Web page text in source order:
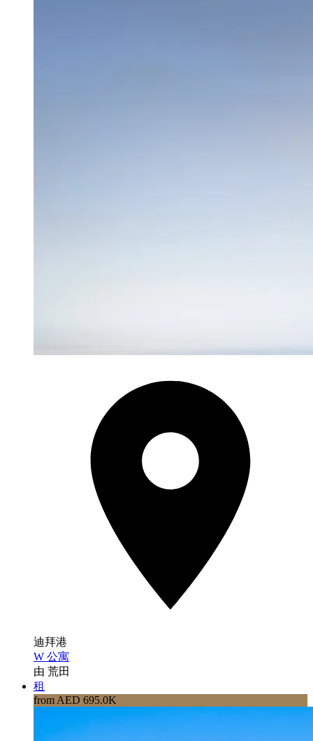
迪拜港
W 公寓
由 荒田
租
from AED 695.0K